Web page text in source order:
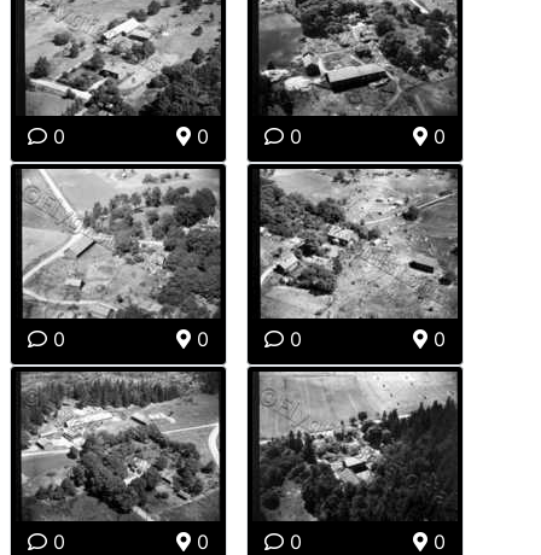
0 0 0 0
0 0 0 0
0 0 0 0